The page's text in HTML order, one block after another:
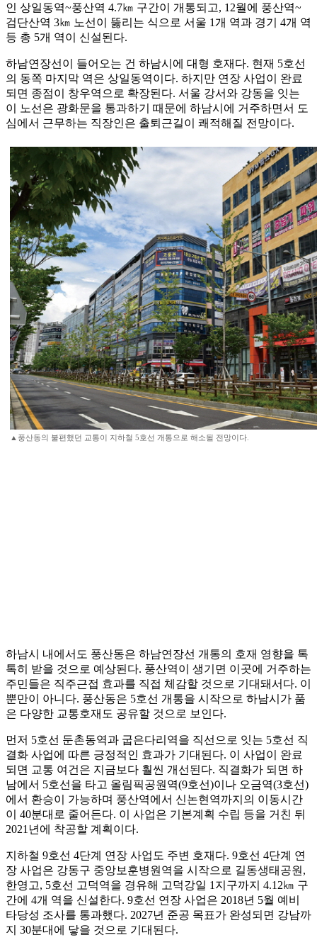
인 상일동역~풍산역 4.7㎞ 구간이 개통되고, 12월에 풍산역~
검단산역 3㎞ 노선이 뚫리는 식으로 서울 1개 역과 경기 4개 역
등 총 5개 역이 신설된다.
하남연장선이 들어오는 건 하남시에 대형 호재다. 현재 5호선
의 동쪽 마지막 역은 상일동역이다. 하지만 연장 사업이 완료
되면 종점이 창우역으로 확장된다. 서울 강서와 강동을 잇는
이 노선은 광화문을 통과하기 때문에 하남시에 거주하면서 도
심에서 근무하는 직장인은 출퇴근길이 쾌적해질 전망이다.
▲풍산동의 불편했던 교통이 지하철 5호선 개통으로 해소될 전망이다.
하남시 내에서도 풍산동은 하남연장선 개통의 호재 영향을 톡
톡히 받을 것으로 예상된다. 풍산역이 생기면 이곳에 거주하는
주민들은 직주근접 효과를 직접 체감할 것으로 기대돼서다. 이
뿐만이 아니다. 풍산동은 5호선 개통을 시작으로 하남시가 품
은 다양한 교통호재도 공유할 것으로 보인다.
먼저 5호선 둔촌동역과 굽은다리역을 직선으로 잇는 5호선 직
결화 사업에 따른 긍정적인 효과가 기대된다. 이 사업이 완료
되면 교통 여건은 지금보다 훨씬 개선된다. 직결화가 되면 하
남에서 5호선을 타고 올림픽공원역(9호선)이나 오금역(3호선)
에서 환승이 가능하며 풍산역에서 신논현역까지의 이동시간
이 40분대로 줄어든다. 이 사업은 기본계획 수립 등을 거친 뒤
2021년에 착공할 계획이다.
지하철 9호선 4단계 연장 사업도 주변 호재다. 9호선 4단계 연
장 사업은 강동구 중앙보훈병원역을 시작으로 길동생태공원,
한영고, 5호선 고덕역을 경유해 고덕강일 1지구까지 4.12㎞ 구
간에 4개 역을 신설한다. 9호선 연장 사업은 2018년 5월 예비
타당성 조사를 통과했다. 2027년 준공 목표가 완성되면 강남까
지 30분대에 닿을 것으로 기대된다.